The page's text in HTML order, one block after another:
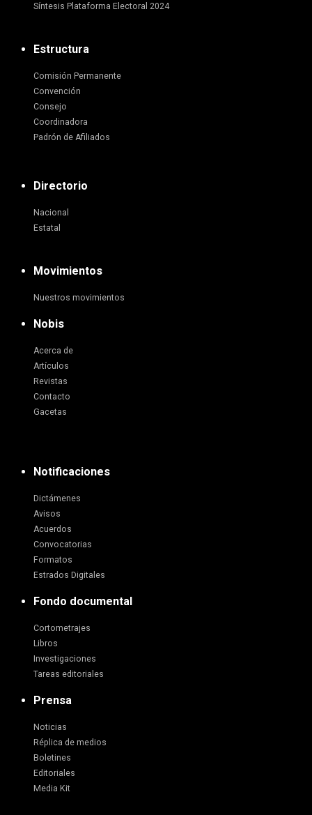
Síntesis Plataforma Electoral 2024
Estructura
Comisión Permanente
Convención
Consejo
Coordinadora
Padrón de Afiliados
Directorio
Nacional
Estatal
Movimientos
Nuestros movimientos
Nobis
Acerca de
Artículos
Revistas
Contacto
Gacetas
Notificaciones
Dictámenes
Avisos
Acuerdos
Convocatorias
Formatos
Estrados Digitales
Fondo documental
Cortometrajes
Libros
Investigaciones
Tareas editoriales
Prensa
Noticias
Réplica de medios
Boletines
Editoriales
Media Kit